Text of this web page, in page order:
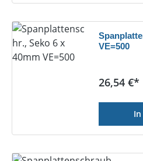
VE=500
26,54 €*